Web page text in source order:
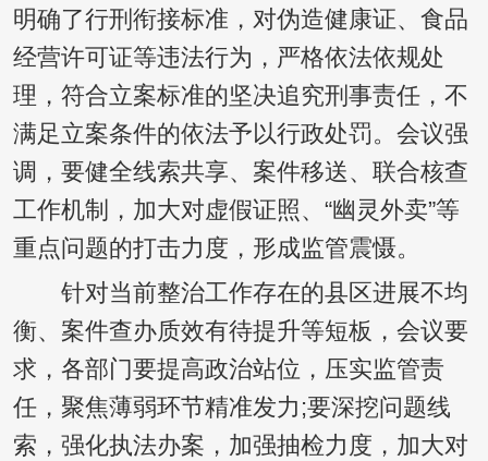
明确了行刑衔接标准，对伪造健康证、食品
经营许可证等违法行为，严格依法依规处
理，符合立案标准的坚决追究刑事责任，不
满足立案条件的依法予以行政处罚。会议强
调，要健全线索共享、案件移送、联合核查
工作机制，加大对虚假证照、“幽灵外卖”等
重点问题的打击力度，形成监管震慑。
针对当前整治工作存在的县区进展不均
衡、案件查办质效有待提升等短板，会议要
求，各部门要提高政治站位，压实监管责
任，聚焦薄弱环节精准发力;要深挖问题线
索，强化执法办案，加强抽检力度，加大对